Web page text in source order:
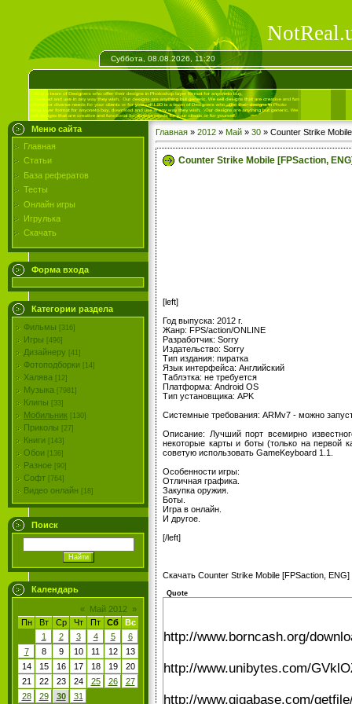
Суббота, 08.08.2026, 11:20
Меню сайта
Главная
Статьи
База рефератов
Тесты
Онлайн игры
Игрулька
Скачать
Форма входа
Категории раздела
Фильмы
[316]
Игры [496]
Дизайнеру [41]
Фотоподборки [14]
Халява [12]
Музыка [7981]
Клипы [33]
Мобильник [130]
Приколы [27]
Книги [143]
Обои [136]
Разное [90]
Софт [764]
Видео онлайн [18]
Поиск
Календарь
« Май 2012
»
Пн
Вт Ср Чт Пт Сб
Вс
1
2 3 4 5
6
7
8 9 10 11 12
13
14
15 16 17 18 19
20
21
22 23 24 25 26
27
28
29 30 31
Главная » 2012 » Май » 30 » Counter Strike
Counter Strike Mobile [FPSaction,
[left]
Год выпуска: 2012 г.
Жанр: FPS/action/ONLINE
Разработчик: Sorry
Издательство: Sorry
Тип издания: пиратка
Язык интерфейса: Английский
Таблэтка: не требуется
Платформа: Android OS
Тип установщика: APK
Системные требования: ARMv7 - можно
Описание: Лучший порт вcемирно
некоторые карты и боты (только на первой
советую использовать GameKeyboard 1.1.
Особенности игры:
Отличная графика.
Закупка оружия.
Боты.
Игра в онлайн.
И другое.
[/left]
Скачать Counter Strike Mobile [FPSaction, ENG]
Quote
http://www.borncash.org/
http://www.unibytes.com/
http://www.gigabase.com/